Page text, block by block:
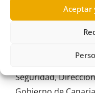
Aceptar
Leer más
Presidencia
Seguridad,